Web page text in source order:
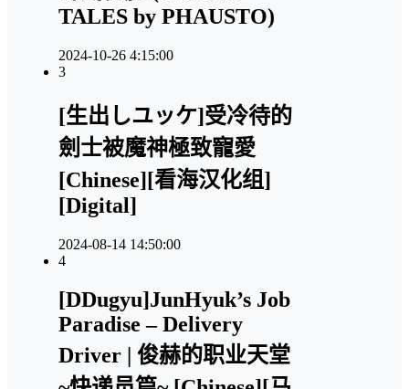
TALES by PHAUSTO)
2024-10-26 4:15:00
3
[生出しユッケ]受冷待的
劍士被魔神極致寵愛
[Chinese][看海汉化组]
[Digital]
2024-08-14 14:50:00
4
[DDugyu]JunHyuk’s Job
Paradise – Delivery
Driver | 俊赫的职业天堂